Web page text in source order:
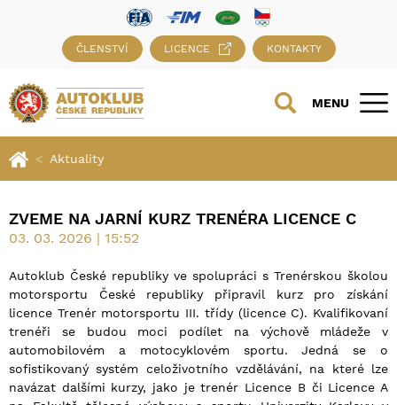
ČLENSTVÍ LICENCE KONTAKTY
MENU
Aktuality
ZVEME NA JARNÍ KURZ TRENÉRA LICENCE C
03. 03. 2026 | 15:52
Autoklub České republiky ve spolupráci s Trenérskou školou
motorsportu České republiky připravil kurz pro získání
licence Trenér motorsportu III. třídy (licence C). Kvalifikovaní
trenéři se budou moci podílet na výchově mládeže v
automobilovém a motocyklovém sportu. Jedná se o
sofistikovaný systém celoživotního vzdělávání, na které lze
navázat dalšími kurzy, jako je trenér Licence B či Licence A